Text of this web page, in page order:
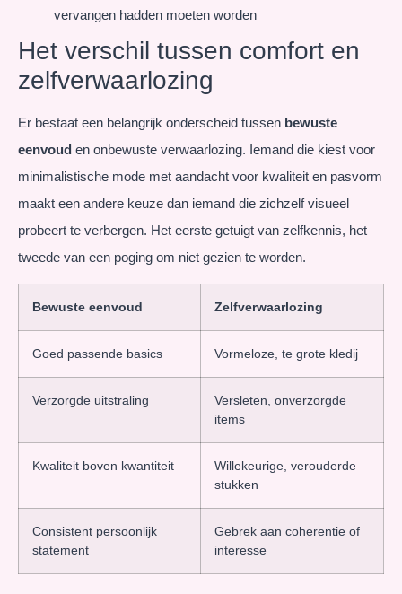
vervangen hadden moeten worden
Het verschil tussen comfort en
zelfverwaarlozing
Er bestaat een belangrijk onderscheid tussen bewuste
eenvoud en onbewuste verwaarlozing. Iemand die kiest voor
minimalistische mode met aandacht voor kwaliteit en pasvorm
maakt een andere keuze dan iemand die zichzelf visueel
probeert te verbergen. Het eerste getuigt van zelfkennis, het
tweede van een poging om niet gezien te worden.
Bewuste eenvoud Zelfverwaarlozing
Goed passende basics Vormeloze, te grote kledij
Verzorgde uitstraling
Versleten, onverzorgde
items
Kwaliteit boven kwantiteit
Willekeurige, verouderde
stukken
Consistent persoonlijk
statement
Gebrek aan coherentie of
interesse